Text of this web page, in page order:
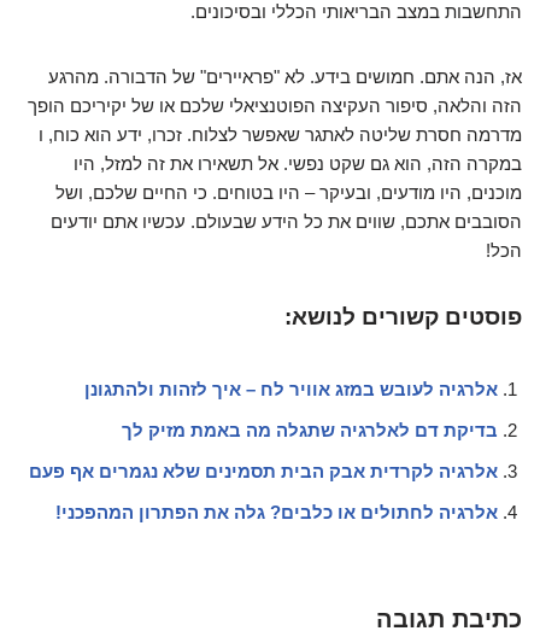
התחשבות במצב הבריאותי הכללי ובסיכונים.
אז, הנה אתם. חמושים בידע. לא "פראיירים" של הדבורה. מהרגע
הזה והלאה, סיפור העקיצה הפוטנציאלי שלכם או של יקיריכם הופך
מדרמה חסרת שליטה לאתגר שאפשר לצלוח. זכרו, ידע הוא כוח, ו
במקרה הזה, הוא גם שקט נפשי. אל תשאירו את זה למזל, היו
מוכנים, היו מודעים, ובעיקר – היו בטוחים. כי החיים שלכם, ושל
הסובבים אתכם, שווים את כל הידע שבעולם. עכשיו אתם יודעים
הכל!
פוסטים קשורים לנושא:
אלרגיה לעובש במזג אוויר לח – איך לזהות ולהתגונן
בדיקת דם לאלרגיה שתגלה מה באמת מזיק לך
אלרגיה לקרדית אבק הבית תסמינים שלא נגמרים אף פעם
אלרגיה לחתולים או כלבים? גלה את הפתרון המהפכני!
כתיבת תגובה